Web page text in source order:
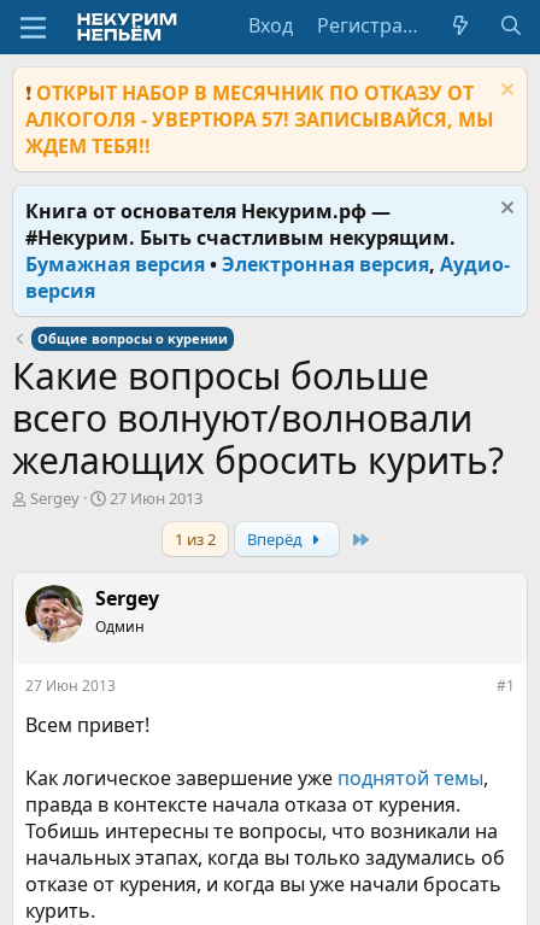
Вход Регистрация
❗ ОТКРЫТ НАБОР В МЕСЯЧНИК ПО ОТКАЗУ ОТ
АЛКОГОЛЯ - УВЕРТЮРА 57! ЗАПИСЫВАЙСЯ, МЫ
ЖДЕМ ТЕБЯ!!
Книга от основателя Некурим.рф —
#Некурим. Быть счастливым некурящим.
Бумажная версия•Электронная версия, Аудио-
версия
Общие вопросы о курении
Какие вопросы больше
всего волнуют/волновали
желающих бросить курить?
А
т
е
Sergey
Д
а
ч
а
27 Июн 2013
1 из 2
Вперёд
Sergey
Одмин
27 Июн 2013 #1
Всем привет!
Как логическое завершение уже поднятой темы,
правда в контексте начала отказа от курения.
Тобишь интересны те вопросы, что возникали на
начальных этапах, когда вы только задумались об
отказе от курения, и когда вы уже начали бросать
курить.